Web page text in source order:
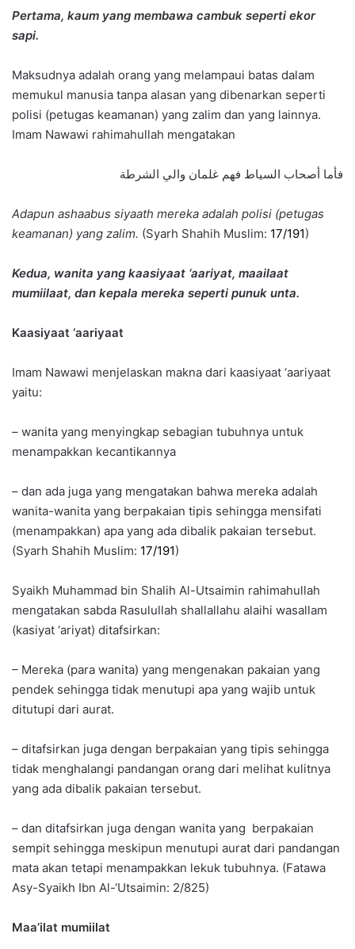
Pertama, kaum yang membawa cambuk seperti ekor
sapi.
Maksudnya adalah orang yang melampaui batas dalam
memukul manusia tanpa alasan yang dibenarkan seperti
polisi (petugas keamanan) yang zalim dan yang lainnya.
Imam Nawawi rahimahullah mengatakan
فأما أصحاب السياط فهم غلمان والي الشرطة
Adapun ashaabus siyaath mereka adalah polisi (petugas
keamanan) yang zalim. (Syarh Shahih Muslim: 17/191)
Kedua, wanita yang kaasiyaat ‘aariyat, maailaat
mumiilaat, dan kepala mereka seperti punuk unta.
Kaasiyaat ‘aariyaat
Imam Nawawi menjelaskan makna dari kaasiyaat ‘aariyaat
yaitu:
– wanita yang menyingkap sebagian tubuhnya untuk
menampakkan kecantikannya
– dan ada juga yang mengatakan bahwa mereka adalah
wanita-wanita yang berpakaian tipis sehingga mensifati
(menampakkan) apa yang ada dibalik pakaian tersebut.
(Syarh Shahih Muslim: 17/191)
Syaikh Muhammad bin Shalih Al-Utsaimin rahimahullah
mengatakan sabda Rasulullah shallallahu alaihi wasallam
(kasiyat ‘ariyat) ditafsirkan:
– Mereka (para wanita) yang mengenakan pakaian yang
pendek sehingga tidak menutupi apa yang wajib untuk
ditutupi dari aurat.
– ditafsirkan juga dengan berpakaian yang tipis sehingga
tidak menghalangi pandangan orang dari melihat kulitnya
yang ada dibalik pakaian tersebut.
– dan ditafsirkan juga dengan wanita yang berpakaian
sempit sehingga meskipun menutupi aurat dari pandangan
mata akan tetapi menampakkan lekuk tubuhnya. (Fatawa
Asy-Syaikh Ibn Al-‘Utsaimin: 2/825)
Maa’ilat mumiilat